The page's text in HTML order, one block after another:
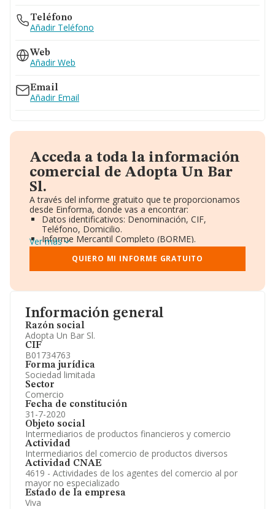
Información general
Razón social
Adopta Un Bar Sl.
CIF
B01734763
Forma jurídica
Sociedad limitada
Sector
Comercio
Fecha de constitución
31-7-2020
Objeto social
Intermediarios de productos financieros y comercio
Actividad
Intermediarios del comercio de productos diversos
Actividad CNAE
4619 - Actividades de los agentes del comercio al por
mayor no especializado
Estado de la empresa
Viva
Teléfono
Añadir Teléfono
Web
Añadir Web
Email
Añadir Email
Acceda a toda la información
comercial de Adopta Un Bar
Sl.
A través del informe gratuito que te proporcionamos
desde Einforma, donde vas a encontrar:
Datos identificativos: Denominación, CIF,
Teléfono, Domicilio.
Informe Mercantil Completo (BORME).
Gráficos de Evolución Ventas y Empleados.
Consejo de Administración y Administradores.
Directivos y Ejecutivos.
Información oficial y registral complementaria.
Ver más
QUIERO MI INFORME GRATUITO